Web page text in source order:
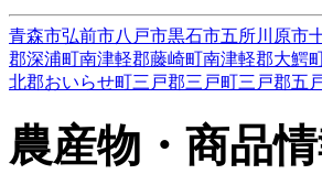
青森市弘前市八戸市黒石市五所川原市
郡深浦町南津軽郡藤崎町南津軽郡大鰐
北郡おいらせ町三戸郡三戸町三戸郡五
農産物・商品